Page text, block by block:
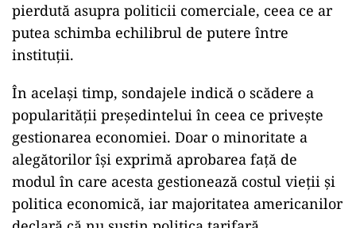
pierdută asupra politicii comerciale, ceea ce ar
putea schimba echilibrul de putere între
instituții.
În același timp, sondajele indică o scădere a
popularității președintelui în ceea ce privește
gestionarea economiei. Doar o minoritate a
alegătorilor își exprimă aprobarea față de
modul în care acesta gestionează costul vieții și
politica economică, iar majoritatea americanilor